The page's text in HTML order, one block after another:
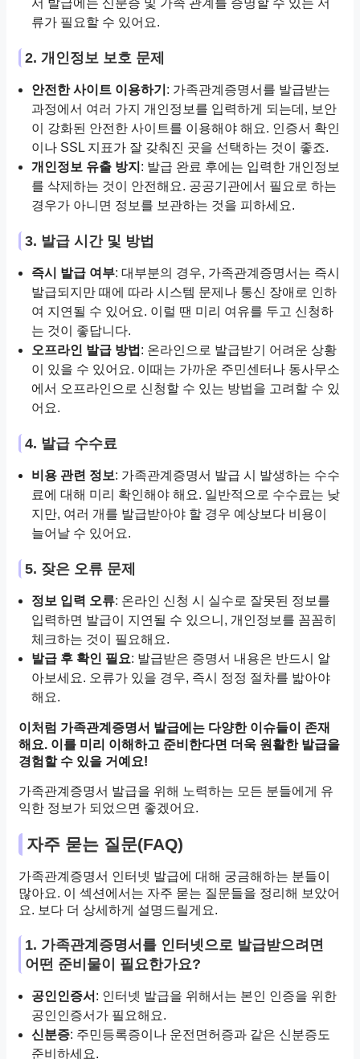
류가 필요할 수 있어요.
2. 개인정보 보호 문제
안전한 사이트 이용하기 : 가족관계증명서를 발급받는
과정에서 여러 가지 개인정보를 입력하게 되는데, 보안
이 강화된 안전한 사이트를 이용해야 해요. 인증서 확인
이나 SSL 지표가 잘 갖춰진 곳을 선택하는 것이 좋죠.
개인정보 유출 방지 : 발급 완료 후에는 입력한 개인정보
를 삭제하는 것이 안전해요. 공공기관에서 필요로 하는
경우가 아니면 정보를 보관하는 것을 피하세요.
3. 발급 시간 및 방법
즉시 발급 여부: 대부분의 경우, 가족관계증명서는 즉시
발급되지만 때에 따라 시스템 문제나 통신 장애로 인하
여 지연될 수 있어요. 이럴 땐 미리 여유를 두고 신청하
는 것이 좋답니다.
오프라인 발급 방법 : 온라인으로 발급받기 어려운 상황
이 있을 수 있어요. 이때는 가까운 주민센터나 동사무소
에서 오프라인으로 신청할 수 있는 방법을 고려할 수 있
어요.
4. 발급 수수료
비용 관련 정보: 가족관계증명서 발급 시 발생하는 수수
료에 대해 미리 확인해야 해요. 일반적으로 수수료는 낮
지만, 여러 개를 발급받아야 할 경우 예상보다 비용이
늘어날 수 있어요.
5. 잦은 오류 문제
정보 입력 오류: 온라인 신청 시 실수로 잘못된 정보를
입력하면 발급이 지연될 수 있으니, 개인정보를 꼼꼼히
체크하는 것이 필요해요.
발급 후 확인 필요: 발급받은 증명서 내용은 반드시 알
아보세요. 오류가 있을 경우, 즉시 정정 절차를 밟아야
해요.
이처럼 가족관계증명서 발급에는 다양한 이슈들이 존재
해요. 이를 미리 이해하고 준비한다면 더욱 원활한 발급을
경험할 수 있을 거예요!
가족관계증명서 발급을 위해 노력하는 모든 분들에게 유
익한 정보가 되었으면 좋겠어요.
자주 묻는 질문(FAQ)
가족관계증명서 인터넷 발급에 대해 궁금해하는 분들이
많아요. 이 섹션에서는 자주 묻는 질문들을 정리해 보았어
요. 보다 더 상세하게 설명드릴게요.
1. 가족관계증명서를 인터넷으로 발급받으려면
어떤 준비물이 필요한가요?
공인인증서 : 인터넷 발급을 위해서는 본인 인증을 위한
공인인증서가 필요해요.
신분증: 주민등록증이나 운전면허증과 같은 신분증도
준비하세요.